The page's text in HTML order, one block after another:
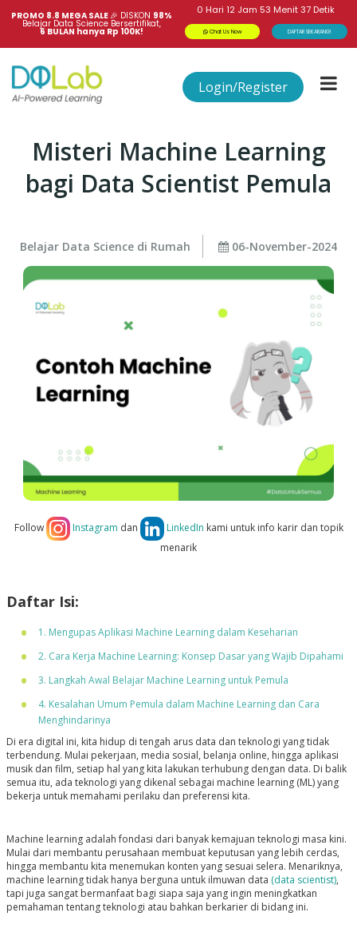
PROMO 8.8 MEGA SALE 🎉 DISKON 98%
Belajar Data Science Bersertifikat,
6 BULAN hanya Rp 100K!
0 Hari 12 Jam 53 Menit37 Detik
Chat Us Now DAFTAR SEKARANG!
Login/Register
Misteri Machine Learning
bagi Data Scientist Pemula
Belajar Data Science di Rumah 06-November-2024
Follow Instagram dan LinkedIn kami untuk info karir dan topik
menarik
Daftar Isi:
1. Mengupas Aplikasi Machine Learning dalam Keseharian
2. Cara Kerja Machine Learning: Konsep Dasar yang Wajib Dipahami
3. Langkah Awal Belajar Machine Learning untuk Pemula
4. Kesalahan Umum Pemula dalam Machine Learning dan Cara
Menghindarinya
Di era digital ini, kita hidup di tengah arus data dan teknologi yang tidak
terbendung. Mulai pekerjaan, media sosial, belanja online, hingga aplikasi
musik dan film, setiap hal yang kita lakukan terhubung dengan data. Di balik
semua itu, ada teknologi yang dikenal sebagai machine learning (ML) yang
bekerja untuk memahami perilaku dan preferensi kita.
Machine learning adalah fondasi dari banyak kemajuan teknologi masa kini.
Mulai dari membantu perusahaan membuat keputusan yang lebih cerdas,
hingga membantu kita menemukan konten yang sesuai selera. Menariknya,
machine learning tidak hanya berguna untuk ilmuwan data (data scientist),
tapi juga sangat bermanfaat bagi siapa saja yang ingin meningkatkan
pemahaman tentang teknologi atau bahkan berkarier di bidang ini.